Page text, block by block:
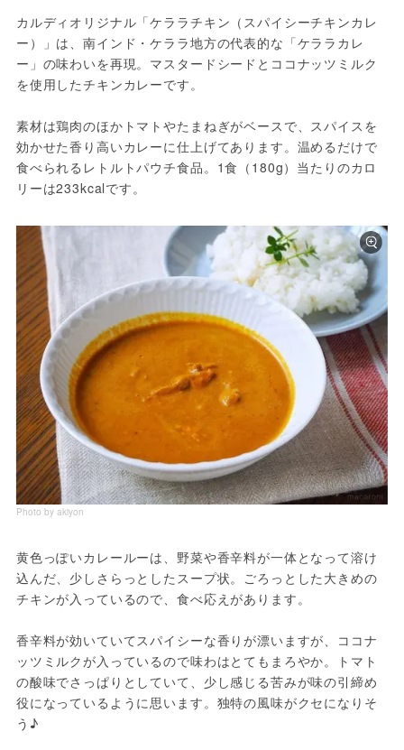
カルディオリジナル「ケララチキン（スパイシーチキンカレ
ー）」は、南インド・ケララ地方の代表的な「ケララカレ
ー」の味わいを再現。マスタードシードとココナッツミルク
を使用したチキンカレーです。
素材は鶏肉のほかトマトやたまねぎがベースで、スパイスを
効かせた香り高いカレーに仕上げてあります。温めるだけで
食べられるレトルトパウチ食品。1食（180g）当たりのカロ
リーは233kcalです。
Photo by akiyon
黄色っぽいカレールーは、野菜や香辛料が一体となって溶け
込んだ、少しさらっとしたスープ状。ごろっとした大きめの
チキンが入っているので、食べ応えがあります。
香辛料が効いていてスパイシーな香りが漂いますが、ココナ
ッツミルクが入っているので味わはとてもまろやか。トマト
の酸味でさっぱりとしていて、少し感じる苦みが味の引締め
役になっているように思います。独特の風味がクセになりそ
う♪